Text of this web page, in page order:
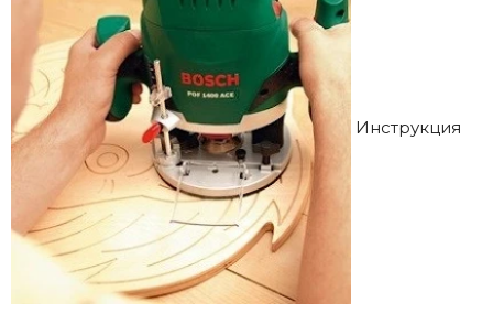
Инструкция